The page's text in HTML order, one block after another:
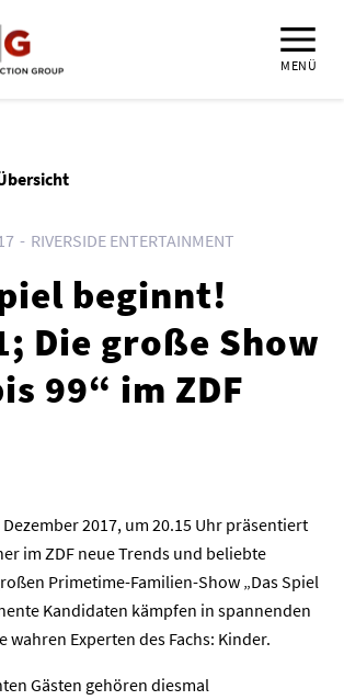
MENÜ
RIVERSIDE ENTERTAINMENT
beginnt!
Die große Show
99“ im ZDF
2017, um 20.15 Uhr präsentiert
im ZDF neue Trends und beliebte
Primetime-Familien-Show „Das Spiel
Kandidaten kämpfen in spannenden
wahren Experten des Fachs: Kinder.
Gästen gehören diesmal